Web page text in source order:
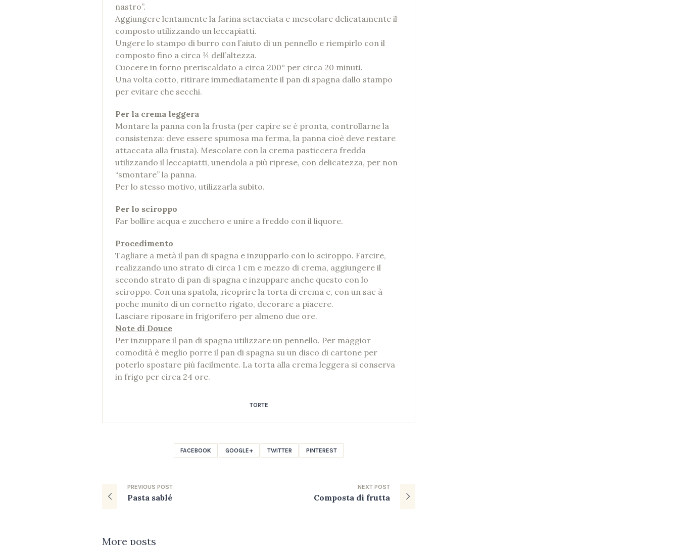
nastro”.
Aggiungere lentamente la farina setacciata e mescolare delicatamente il
composto utilizzando un leccapiatti.
Ungere lo stampo di burro con l’aiuto di un pennello e riempirlo con il
composto fino a circa ¾ dell’altezza.
Cuocere in forno preriscaldato a circa 200° per circa 20 minuti.
Una volta cotto, ritirare immediatamente il pan di spagna dallo stampo
per evitare che secchi.
Per la crema leggera
Montare la panna con la frusta (per capire se è pronta, controllarne la
consistenza: deve essere spumosa ma ferma, la panna cioè deve restare
attaccata alla frusta). Mescolare con la crema pasticcera fredda
utilizzando il leccapiatti, unendola a più riprese, con delicatezza, per non
“smontare” la panna.
Per lo stesso motivo, utilizzarla subito.
Per lo sciroppo
Far bollire acqua e zucchero e unire a freddo con il liquore.
Procedimento
Tagliare a metà il pan di spagna e inzupparlo con lo sciroppo. Farcire,
realizzando uno strato di circa 1 cm e mezzo di crema, aggiungere il
secondo strato di pan di spagna e inzuppare anche questo con lo
sciroppo. Con una spatola, ricoprire la torta di crema e, con un sac à
poche munito di un cornetto rigato, decorare a piacere.
Lasciare riposare in frigorifero per almeno due ore.
Note di Douce
Per inzuppare il pan di spagna utilizzare un pennello. Per maggior
comodità è meglio porre il pan di spagna su un disco di cartone per
poterlo spostare più facilmente. La torta alla crema leggera si conserva
in frigo per circa 24 ore.
TORTE
FACEBOOK GOOGLE+ TWITTER PINTEREST
NEXT POST
Composta di frutta
PREVIOUS POST
Pasta sablé
More posts